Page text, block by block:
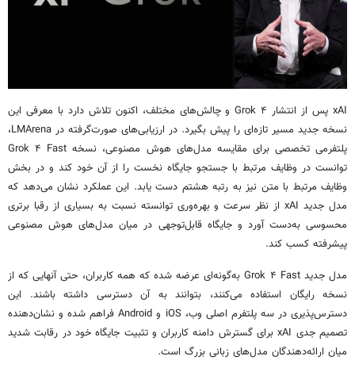
xAI پس از انتشار Grok ۴ و چالش‌های مختلف، اکنون تلاش دارد با معرفی این
نسخه جدید مسیر تازه‌ای را پیش بگیرد. در ارزیابی‌های صورت‌گرفته در LMArena،
پلتفرمی تخصصی برای مقایسه مدل‌های هوش مصنوعی، نسخه Grok ۴ Fast
توانست در وظایف مرتبط با جستجو جایگاه نخست را از آن خود کند و در بخش
وظایف مرتبط با متن نیز به رتبه هشتم دست یابد. این عملکرد نشان می‌دهد که
مدل جدید xAI از نظر سرعت و بهره‌وری توانسته نسبت به بسیاری از رقبا برتری
محسوسی به‌دست آورد و جایگاه قابل‌توجهی در میان مدل‌های هوش مصنوعی
پیشرفته کسب کند.
مدل جدید Grok ۴ Fast به‌گونه‌ای عرضه شده که همه کاربران، حتی آنهایی که از
نسخه رایگان استفاده می‌کنند، بتوانند به آن دسترسی داشته باشند. این
دسترس‌پذیری در سه پلتفرم اصلی وب، iOS و Android فراهم شده و نشان‌دهنده
تصمیم جدی xAI برای گسترش دامنه کاربران و تثبیت جایگاه خود در رقابت شدید
میان ارائه‌دهندگان مدل‌های زبانی بزرگ است.